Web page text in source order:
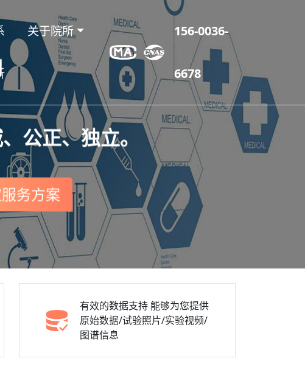
关于院所 156-0036-
6678
公正、独立。
务方案
有效的数据支持 能够为您提供
原始数据/试验照片/实验视频/
图谱信息